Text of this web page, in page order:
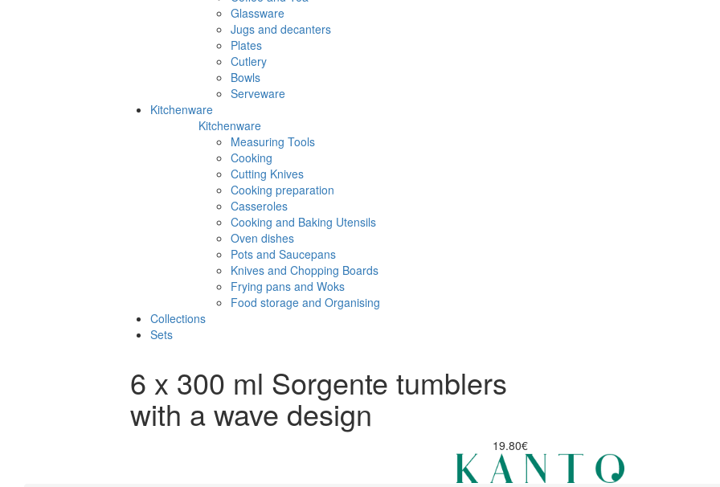
Glassware
Jugs and decanters
Plates
Cutlery
Bowls
Serveware
Kitchenware
Kitchenware
Measuring Tools
Cooking
Cutting Knives
Cooking preparation
Casseroles
Cooking and Baking Utensils
Oven dishes
Pots and Saucepans
Knives and Chopping Boards
Frying pans and Woks
Food storage and Organising
Collections
Sets
6 x 300 ml Sorgente tumblers
with a wave design
19.80€